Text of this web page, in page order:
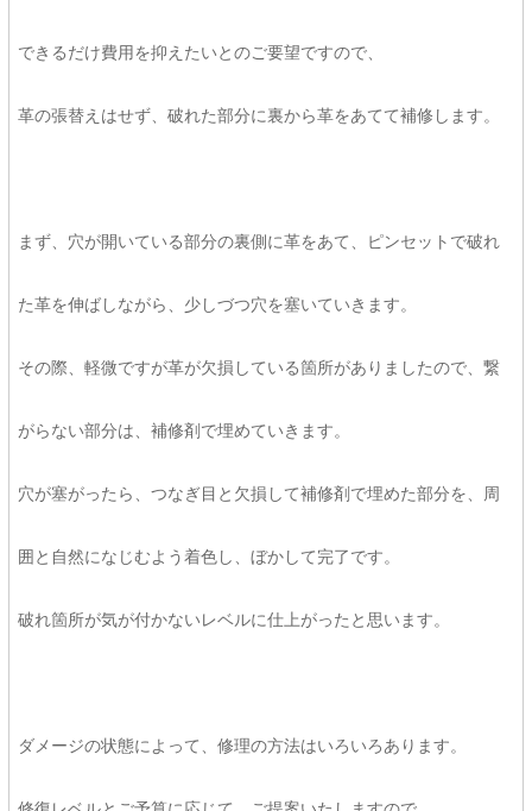
できるだけ費用を抑えたいとのご要望ですので、
革の張替えはせず、破れた部分に裏から革をあてて補修します。
まず、穴が開いている部分の裏側に革をあて、ピンセットで破れ
た革を伸ばしながら、少しづつ穴を塞いていきます。
その際、軽微ですが革が欠損している箇所がありましたので、繋
がらない部分は、補修剤で埋めていきます。
穴が塞がったら、つなぎ目と欠損して補修剤で埋めた部分を、周
囲と自然になじむよう着色し、ぼかして完了です。
破れ箇所が気が付かないレベルに仕上がったと思います。
ダメージの状態によって、修理の方法はいろいろあります。